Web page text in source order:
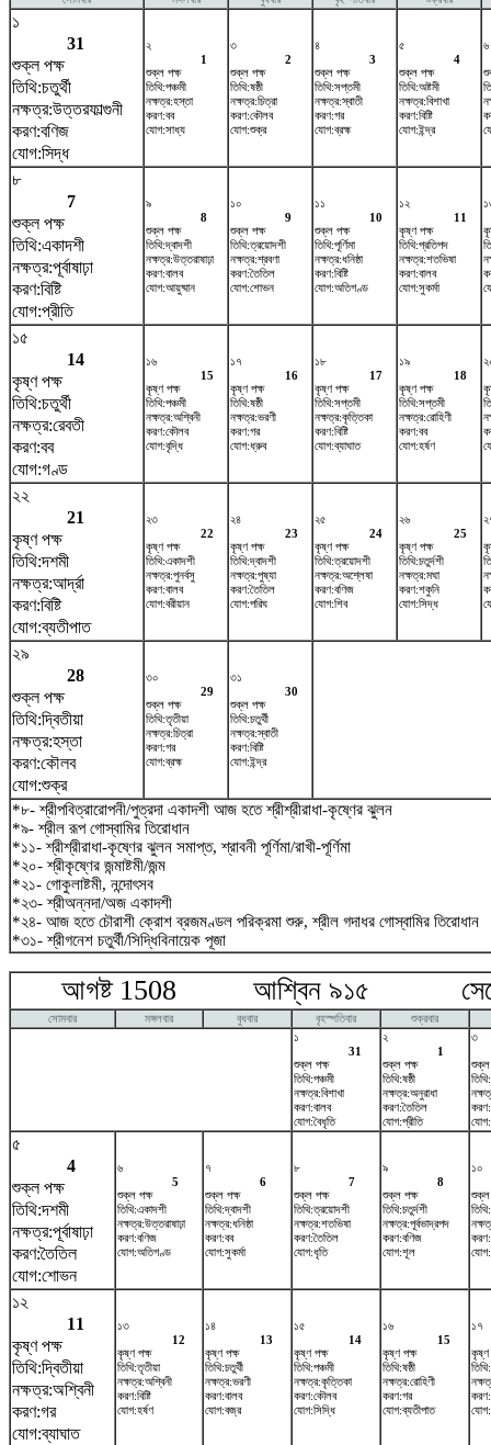
১
31
শুক্ল পক্ষ
তিথি:চতুর্থী
নক্ষত্র:উত্তরফাল্গুনী
করণ:বণিজ
যোগ:সিদ্ধ
২
1
শুক্ল পক্ষ
তিথি:পঞ্চমী
নক্ষত্র:হস্তা
করণ:বব
যোগ:সাধ্য
৩
2
শুক্ল পক্ষ
তিথি:ষষ্ঠী
নক্ষত্র:চিত্রা
করণ:কৌলব
যোগ:শুক্র
৪
3
শুক্ল পক্ষ
তিথি:সপ্তমী
নক্ষত্র:স্বাতী
করণ:গর
যোগ:ব্রহ্ম
৫
4
শুক্ল পক্ষ
তিথি:অষ্টমী
নক্ষত্র:বিশাখা
করণ:বিষ্টি
যোগ:ইন্দ্র
৬
৮
7
শুক্ল পক্ষ
তিথি:একাদশী
নক্ষত্র:পূর্বাষাঢ়া
করণ:বিষ্টি
যোগ:প্রীতি
৯
8
শুক্ল পক্ষ
তিথি:দ্বাদশী
নক্ষত্র:উত্তরাষাঢ়া
করণ:বালব
যোগ:আয়ুষ্মান
১০
9
শুক্ল পক্ষ
তিথি:ত্রয়োদশী
নক্ষত্র:শ্রবণা
করণ:তৈতিল
যোগ:শোভন
১১
10
শুক্ল পক্ষ
তিথি:পূর্ণিমা
নক্ষত্র:ধনিষ্ঠা
করণ:বিষ্টি
যোগ:অতিগণ্ড
১২
11
কৃষ্ণ পক্ষ
তিথি:প্রতিপদ
নক্ষত্র:শতভিষ‌া
করণ:বালব
যোগ:সুকর্মা
১৫
14
কৃষ্ণ পক্ষ
তিথি:চতুর্থী
নক্ষত্র:রেবতী
করণ:বব
যোগ:গণ্ড
১৬
15
কৃষ্ণ পক্ষ
তিথি:পঞ্চমী
নক্ষত্র:অশ্বিনী
করণ:কৌলব
যোগ:বৃদ্ধি
১৭
16
কৃষ্ণ পক্ষ
তিথি:ষষ্ঠী
নক্ষত্র:ভরণী
করণ:গর
যোগ:ধ্রুব
১৮
17
কৃষ্ণ পক্ষ
তিথি:সপ্তমী
নক্ষত্র:কৃত্তিকা
করণ:বিষ্টি
যোগ:ব্যাঘাত
১৯
18
কৃষ্ণ পক্ষ
তিথি:সপ্তমী
নক্ষত্র:রোহিণী
করণ:বব
যোগ:হর্ষণ
২২
21
কৃষ্ণ পক্ষ
তিথি:দশমী
নক্ষত্র:আর্দ্রা
করণ:বিষ্টি
যোগ:ব্যতীপাত
২৩
22
কৃষ্ণ পক্ষ
তিথি:একাদশী
নক্ষত্র:পুনর্বসু
করণ:বালব
যোগ:বরীয়ান
২৪
23
কৃষ্ণ পক্ষ
তিথি:দ্বাদশী
নক্ষত্র:পুষ্যা
করণ:তৈতিল
যোগ:পরিঘ
২৫
24
কৃষ্ণ পক্ষ
তিথি:ত্রয়োদশী
নক্ষত্র:অশ্লেষা
করণ:বণিজ
যোগ:শিব
২৬
25
কৃষ্ণ পক্ষ
তিথি:চতুর্দশী
নক্ষত্র:মঘা
করণ:শকুনি
যোগ:সিদ্ধ
২৯
28
শুক্ল পক্ষ
তিথি:দ্বিতীয়া
নক্ষত্র:হস্তা
করণ:কৌলব
যোগ:শুক্র
৩০
29
শুক্ল পক্ষ
তিথি:তৃতীয়া
নক্ষত্র:চিত্রা
করণ:গর
যোগ:ব্রহ্ম
৩১
30
শুক্ল পক্ষ
তিথি:চতুর্থী
নক্ষত্র:স্বাতী
করণ:বিষ্টি
যোগ:ইন্দ্র
*৮- শ্রীপবিত্রারোপনী/পুত্রদা একাদশী আজ হতে শ্রীশ্রীরাধা-কৃষ্ণের ঝুলন
*৯- শ্রীল রূপ গোস্বামির তিরোধান
*১১- শ্রীশ্রীরাধা-কৃষ্ণের ঝুলন সমাপ্ত, শ্রাবনী পূর্ণিমা/রাখী-পূর্ণিমা
*২০- শ্রীকৃষ্ণের জন্মাষ্টমী/জন্ম
*২১- গোকুলাষ্টমী, নন্দোৎসব
*২৩- শ্রীঅন্নদা/অজ একাদশী
*২৪- আজ হতে চৌরাশী ক্রোশ ব্রজমণ্ডল পরিক্রমা শুরু, শ্রীল গদাধর গোস্বামির তিরোধান
*৩১- শ্রীগনেশ চতুর্থী/সিদ্ধিবিনায়েক পূজা
আগষ্ট 1508 আশ্বিন ৯১৫
সোমবার মঙ্গলবার বুধবার বৃহস্পতিবার
শুক্রবার
১
31
শুক্ল পক্ষ
তিথি:পঞ্চমী
নক্ষত্র:বিশাখা
করণ:বালব
যোগ:বৈধৃতি
২
1
শুক্ল পক্ষ
তিথি:ষষ্ঠী
নক্ষত্র:অনুরাধা
করণ:তৈতিল
যোগ:প্রীতি
৩
শুক্ল
৫
4
শুক্ল পক্ষ
তিথি:দশমী
নক্ষত্র:পূর্বাষাঢ়া
করণ:তৈতিল
যোগ:শোভন
৬
5
শুক্ল পক্ষ
তিথি:একাদশী
নক্ষত্র:উত্তরাষাঢ়া
করণ:বণিজ
যোগ:অতিগণ্ড
৭
6
শুক্ল পক্ষ
তিথি:দ্বাদশী
নক্ষত্র:ধনিষ্ঠা
করণ:বব
যোগ:সুকর্মা
৮
7
শুক্ল পক্ষ
তিথি:ত্রয়োদশী
নক্ষত্র:শতভিষ‌া
করণ:তৈতিল
যোগ:ধৃতি
৯
8
শুক্ল পক্ষ
তিথি:চতুর্দশী
নক্ষত্র:পূর্বভাদ্রপদ
করণ:বণিজ
যোগ:শূল
১০
শুক্ল
১২
11
কৃষ্ণ পক্ষ
তিথি:দ্বিতীয়া
নক্ষত্র:অশ্বিনী
করণ:গর
যোগ:ব্যাঘাত
১৩
12
কৃষ্ণ পক্ষ
তিথি:তৃতীয়া
নক্ষত্র:অশ্বিনী
করণ:বিষ্টি
যোগ:হর্ষণ
১৪
13
কৃষ্ণ পক্ষ
তিথি:চতুর্থী
নক্ষত্র:ভরণী
করণ:বালব
যোগ:বজ্র
১৫
14
কৃষ্ণ পক্ষ
তিথি:পঞ্চমী
নক্ষত্র:কৃত্তিকা
করণ:কৌলব
যোগ:সিদ্ধি
১৬
15
কৃষ্ণ পক্ষ
তিথি:ষষ্ঠী
নক্ষত্র:রোহিণী
করণ:গর
যোগ:ব্যতীপাত
১৭
কৃষ্ণ